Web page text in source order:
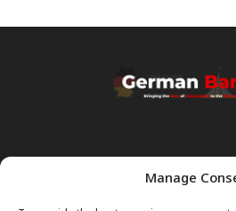
Manage
Transparency & Disclaimer: